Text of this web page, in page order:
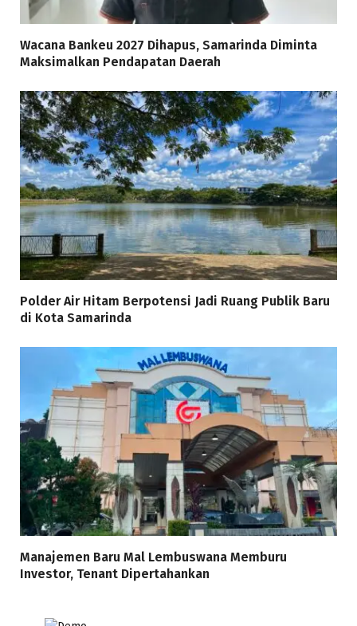
Wacana Bankeu 2027 Dihapus, Samarinda Diminta
Maksimalkan Pendapatan Daerah
Polder Air Hitam Berpotensi Jadi Ruang Publik Baru
di Kota Samarinda
Manajemen Baru Mal Lembuswana Memburu
Investor, Tenant Dipertahankan